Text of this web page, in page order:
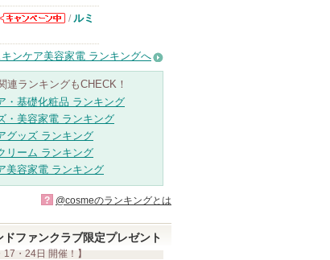
らせがありま
/ ルミ
キンケア美容家電 ランキングへ
連ランキングもCHECK！
・基礎化粧品 ランキング
・美容家電 ランキング
グッズ ランキング
リーム ランキング
美容家電 ランキング
? @cosmeのランキングとは
ドファンクラブ限定プレゼント
17・24日 開催！】